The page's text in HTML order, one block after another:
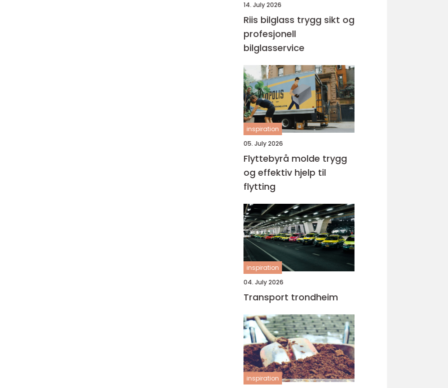
14. July 2026
Riis bilglass trygg sikt og
profesjonell
bilglasservice
inspiration
05. July 2026
Flyttebyrå molde trygg
og effektiv hjelp til
flytting
inspiration
04. July 2026
Transport trondheim
inspiration